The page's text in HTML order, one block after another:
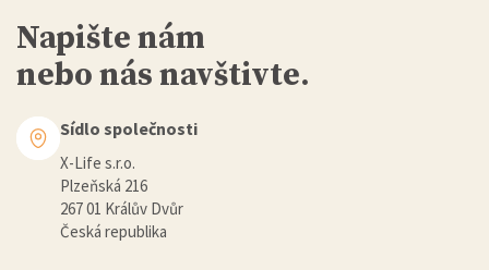
Napište nám
nebo nás navštivte.
Sídlo společnosti
X-Life s.r.o.
Plzeňská 216
267 01 Králův Dvůr
Česká republika